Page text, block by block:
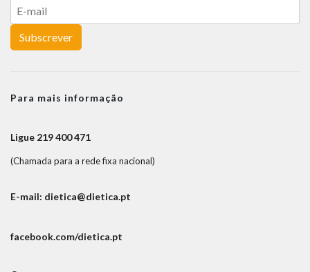
Subscrever
Para mais informação
Ligue 219 400 471
(Chamada para a rede fixa nacional)
E-mail: dietica@dietica.pt
facebook.com/dietica.pt